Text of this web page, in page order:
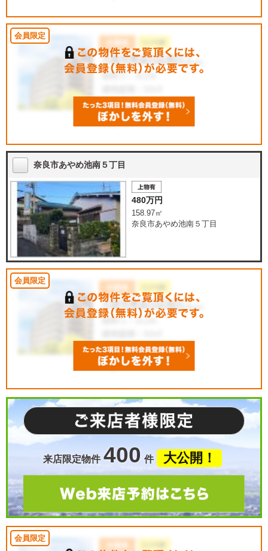
奈良市あやめ池南５丁目
480万円
158.97㎡
奈良市あやめ池南５丁目
来店限定物件 400 件 大公開！